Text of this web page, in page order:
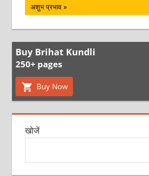
Post:
अशुभ प्रभाव
Buy Brihat Kundli
250+ pages
Buy Now
खोजें